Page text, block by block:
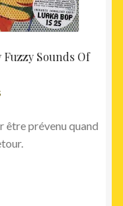
Fuzzy Sounds Of
être prévenu quand